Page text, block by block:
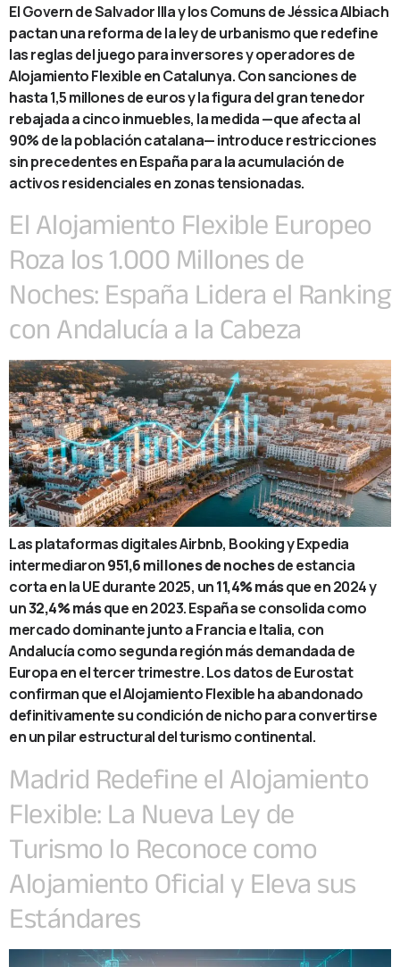
El Govern de Salvador Illa y los Comuns de Jéssica Albiach
pactan una reforma de la ley de urbanismo que redefine
las reglas del juego para inversores y operadores de
Alojamiento Flexible en Catalunya. Con sanciones de
hasta 1,5 millones de euros y la figura del gran tenedor
rebajada a cinco inmuebles, la medida —que afecta al
90% de la población catalana— introduce restricciones
sin precedentes en España para la acumulación de
activos residenciales en zonas tensionadas.
El Alojamiento Flexible Europeo
Roza los 1.000 Millones de
Noches: España Lidera el Ranking
con Andalucía a la Cabeza
Las plataformas digitales Airbnb, Booking y Expedia
intermediaron951,6 millones de nochesde estancia
corta en la UE durante 2025, un11,4% másque en 2024 y
un32,4% másque en 2023. España se consolida como
mercado dominante junto a Francia e Italia, con
Andalucía como segunda región más demandada de
Europa en el tercer trimestre. Los datos de Eurostat
confirman que el Alojamiento Flexible ha abandonado
definitivamente su condición de nicho para convertirse
en un pilar estructural del turismo continental.
Madrid Redefine el Alojamiento
Flexible: La Nueva Ley de
Turismo lo Reconoce como
Alojamiento Oficial y Eleva sus
Estándares